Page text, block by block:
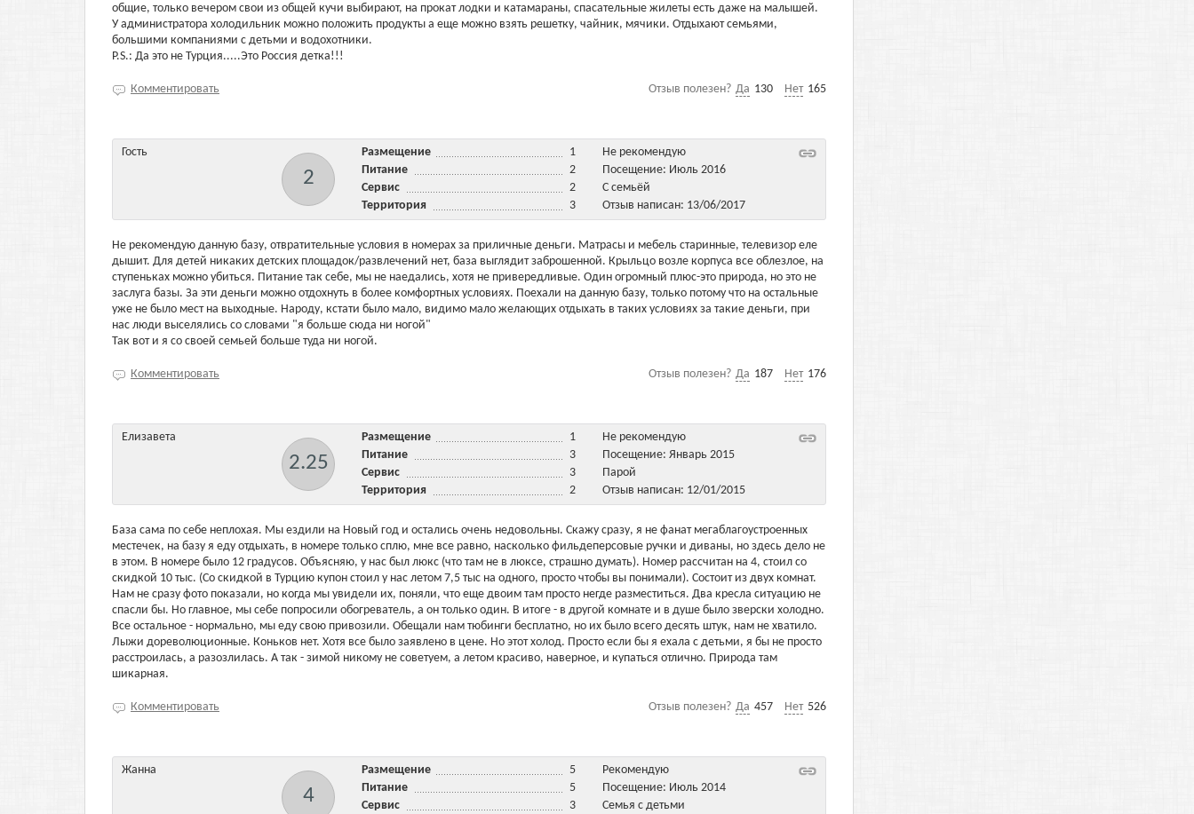
общие, только вечером свои из общей кучи выбирают, на прокат лодки и катамараны, спасательные жилеты есть даже на малышей.
У администратора холодильник можно положить продукты а еще можно взять решетку, чайник, мячики. Отдыхают семьями,
большими компаниями с детьми и водохотники.
P.S.: Да это не Турция.....Это Россия детка!!!
Отзыв полезен? Да 130 Нет 165
Комментировать
Гость
2
Размещение
1
Питание
2
Сервис
2
Территория
3
Не рекомендую
Посещение: Июль 2016
С семьёй
Отзыв написан: 13/06/2017
Не рекомендую данную базу, отвратительные условия в номерах за приличные деньги. Матрасы и мебель старинные, телевизор еле
дышит. Для детей никаких детских площадок/развлечений нет, база выглядит заброшенной. Крыльцо возле корпуса все облезлое, на
ступеньках можно убиться. Питание так себе, мы не наедались, хотя не привередливые. Один огромный плюс-это природа, но это не
заслуга базы. За эти деньги можно отдохнуть в более комфортных условиях. Поехали на данную базу, только потому что на остальные
уже не было мест на выходные. Народу, кстати было мало, видимо мало желающих отдыхать в таких условиях за такие деньги, при
нас люди выселялись со словами "я больше сюда ни ногой"
Так вот и я со своей семьей больше туда ни ногой.
Отзыв полезен? Да 187 Нет 176
Комментировать
Елизавета
2.25
Размещение
1
Питание
3
Сервис
3
Территория
2
Не рекомендую
Посещение: Январь 2015
Парой
Отзыв написан: 12/01/2015
База сама по себе неплохая. Мы ездили на Новый год и остались очень недовольны. Скажу сразу, я не фанат мегаблагоустроенных
местечек, на базу я еду отдыхать, в номере только сплю, мне все равно, насколько фильдеперсовые ручки и диваны, но здесь дело не
в этом. В номере было 12 градусов. Объясняю, у нас был люкс (что там не в люксе, страшно думать). Номер рассчитан на 4, стоил со
скидкой 10 тыс. (Со скидкой в Турцию купон стоил у нас летом 7,5 тыс на одного, просто чтобы вы понимали). Состоит из двух комнат.
Нам не сразу фото показали, но когда мы увидели их, поняли, что еще двоим там просто негде разместиться. Два кресла ситуацию не
спасли бы. Но главное, мы себе попросили обогреватель, а он только один. В итоге - в другой комнате и в душе было зверски холодно.
Все остальное - нормально, мы еду свою привозили. Обещали нам тюбинги бесплатно, но их было всего десять штук, нам не хватило.
Лыжи дореволюционные. Коньков нет. Хотя все было заявлено в цене. Но этот холод. Просто если бы я ехала с детьми, я бы не просто
расстроилась, а разозлилась. А так - зимой никому не советуем, а летом красиво, наверное, и купаться отлично. Природа там
шикарная.
Отзыв полезен? Да 457 Нет 526
Комментировать
Жанна
4
Размещение
5
Питание
5
Сервис
3
Рекомендую
Посещение: Июль 2014
Семья с детьми